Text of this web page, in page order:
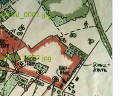
Bild_0001.jpg
Bild_0002.jpg